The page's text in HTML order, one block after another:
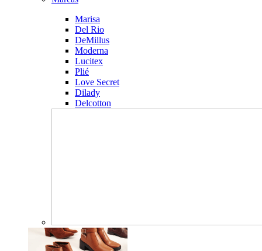
Marisa
Del Rio
DeMillus
Moderna
Lucitex
Plié
Love Secret
Dilady
Delcotton